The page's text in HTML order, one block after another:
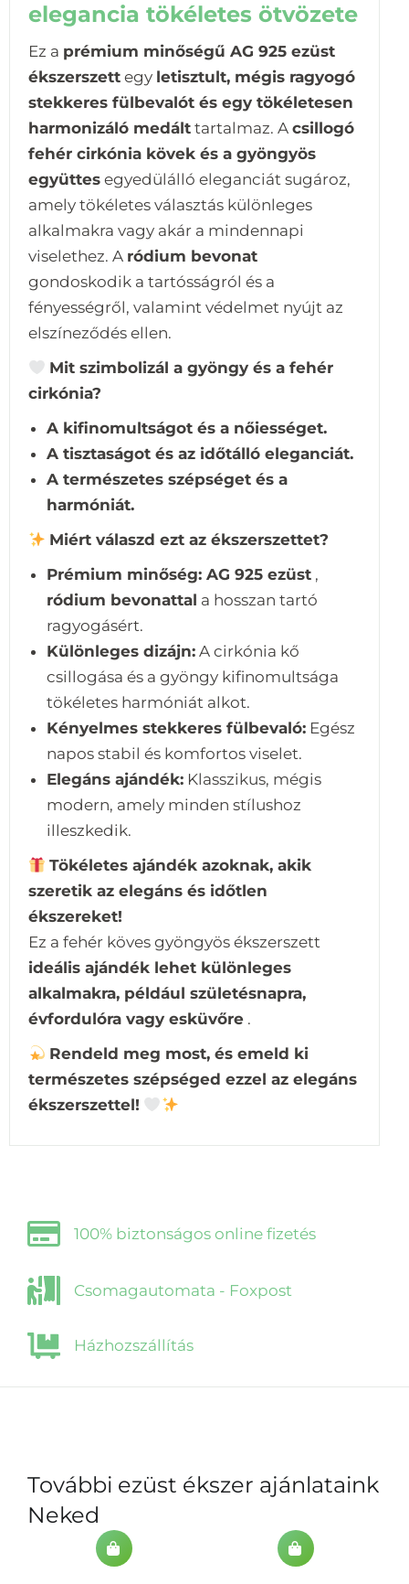
elegancia tökéletes ötvözete
Ez a prémium minőségű AG 925 ezüst
ékszerszett egy letisztult, mégis ragyogó
stekkeres fülbevalót és egy tökéletesen
harmonizáló medált tartalmaz. A csillogó
fehér cirkónia kövek és a gyöngyös
együttes egyedülálló eleganciát sugároz,
amely tökéletes választás különleges
alkalmakra vagy akár a mindennapi
viselethez. A ródium bevonat
gondoskodik a tartósságról és a
fényességről, valamint védelmet nyújt az
elszíneződés ellen.
Mit szimbolizál a gyöngy és a fehér
cirkónia?
A kifinomultságot és a nőiességet.
A tisztaságot és az időtálló eleganciát.
A természetes szépséget és a
harmóniát.
Miért válaszd ezt az ékszerszettet?
Prémium minőség: AG 925 ezüst ,
ródium bevonattal a hosszan tartó
ragyogásért.
Különleges dizájn: A cirkónia kő
csillogása és a gyöngy kifinomultsága
tökéletes harmóniát alkot.
Kényelmes stekkeres fülbevaló: Egész
napos stabil és komfortos viselet.
Elegáns ajándék: Klasszikus, mégis
modern, amely minden stílushoz
illeszkedik.
Tökéletes ajándék azoknak, akik
szeretik az elegáns és időtlen
ékszereket!
Ez a fehér köves gyöngyös ékszerszett
ideális ajándék lehet különleges
alkalmakra, például születésnapra,
évfordulóra vagy esküvőre .
Rendeld meg most, és emeld ki
természetes szépséged ezzel az elegáns
ékszerszettel!
100% biztonságos online fizetés
Csomagautomata - Foxpost
Házhozszállítás
További ezüst ékszer ajánlataink
Neked